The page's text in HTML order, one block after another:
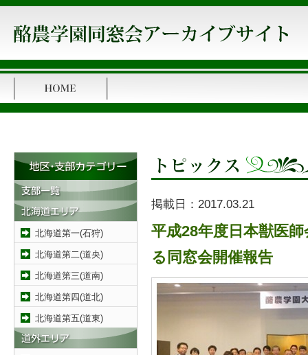
北海道第一(石狩)
北海道第二(道央)
北海道第三(道南)
北海道第四(道北)
北海道第五(道東)
掲載日： 2017.03.21
平成28年度日本獣医
る同窓会開催報告